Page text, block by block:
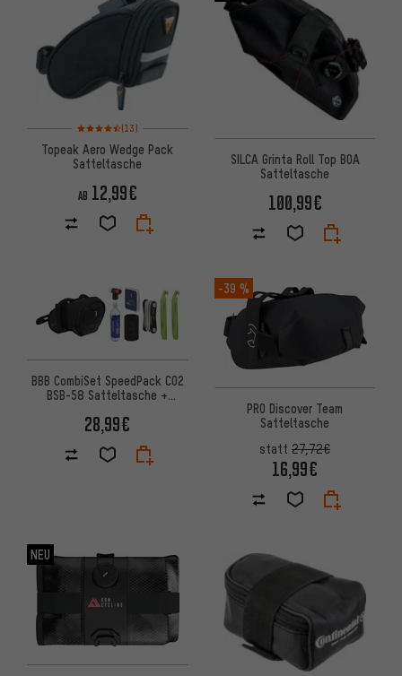
Bewertungen: 4,5 von 5 basierend auf 13 Bewertungen
(13)
Topeak Aero Wedge Pack
Satteltasche
AB 12,99€
SILCA Grinta Roll Top BOA
Satteltasche
100,99€
BBB CombiSet SpeedPack CO2
BSB-58 Satteltasche +
28,99€
-39 %
PRO Discover Team
Satteltasche
statt 27,72€
16,99€
NEU